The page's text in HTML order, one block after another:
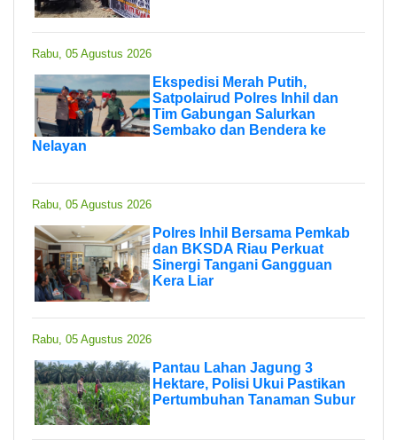
Rabu, 05 Agustus 2026
Ekspedisi Merah Putih,
Satpolairud Polres Inhil dan
Tim Gabungan Salurkan
Sembako dan Bendera ke
Nelayan
Rabu, 05 Agustus 2026
Polres Inhil Bersama Pemkab
dan BKSDA Riau Perkuat
Sinergi Tangani Gangguan
Kera Liar
Rabu, 05 Agustus 2026
Pantau Lahan Jagung 3
Hektare, Polisi Ukui Pastikan
Pertumbuhan Tanaman Subur